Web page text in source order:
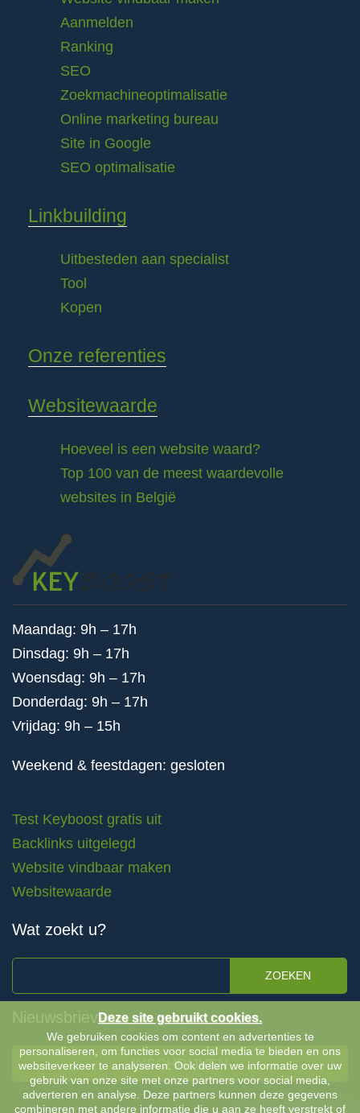
Aanmelden
Ranking
SEO
Zoekmachineoptimalisatie
Online marketing bureau
Site in Google
SEO optimalisatie
Linkbuilding
Uitbesteden aan specialist
Tool
Kopen
Onze referenties
Websitewaarde
Hoeveel is een website waard?
Top 100 van de meest waardevolle
websites in België
Maandag: 9h – 17h
Dinsdag: 9h – 17h
Woensdag: 9h – 17h
Donderdag: 9h – 17h
Vrijdag: 9h – 15h
Weekend & feestdagen: gesloten
Test Keyboost gratis uit
Backlinks uitgelegd
Website vindbaar maken
Websitewaarde
Wat zoekt u?
ZOEKEN
Nieuwsbrieven
INSCHRIJVEN
Deze site gebruikt cookies.
We gebruiken cookies om content en advertenties te
personaliseren, om functies voor social media te bieden en ons
websiteverkeer te analyseren. Ook delen we informatie over uw
gebruik van onze site met onze partners voor social media,
adverteren en analyse. Deze partners kunnen deze gegevens
combineren met andere informatie die u aan ze heeft verstrekt of